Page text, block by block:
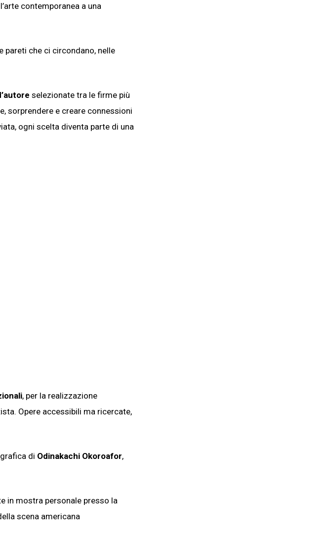
contemporanea a una
pareti che ci circondano, nelle
selezionate tra le firme più
sorprendere e creare connessioni
ogni scelta diventa parte di una
, per la realizzazione
Opere accessibili ma ricercate,
di Odinakachi Okoroafor,
in mostra personale presso la
scena americana